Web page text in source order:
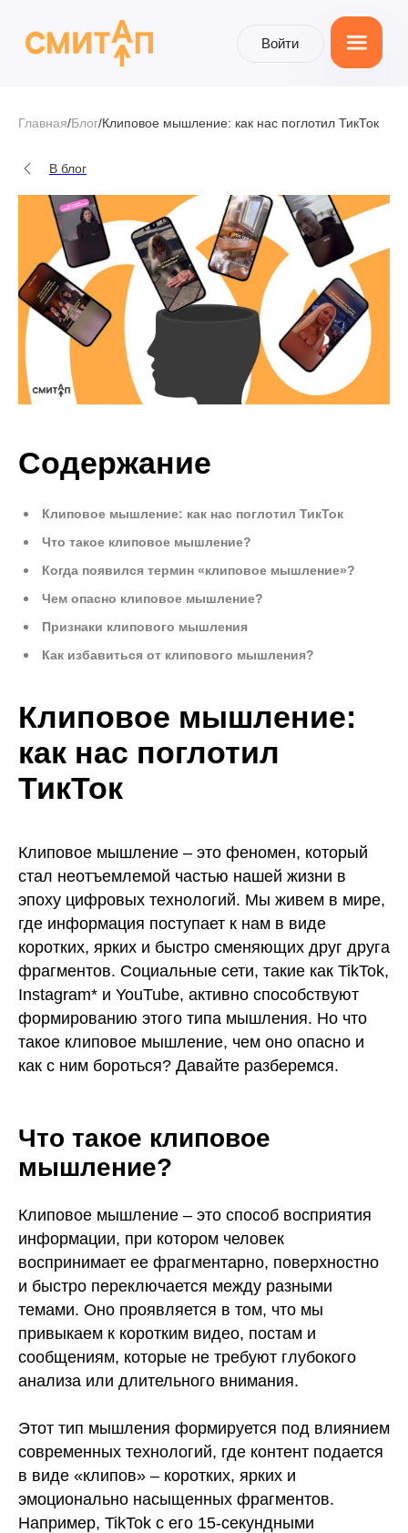
Главная/Блог/Клиповое мышление: как нас поглотил ТикТок
В блог
Содержание
Клиповое мышление: как нас поглотил ТикТок
Что такое клиповое мышление?
Когда появился термин «клиповое мышление»?
Чем опасно клиповое мышление?
Признаки клипового мышления
Как избавиться от клипового мышления?
Клиповое мышление:
как нас поглотил
ТикТок
Клиповое мышление – это феномен, который
стал неотъемлемой частью нашей жизни в
эпоху цифровых технологий. Мы живем в мире,
где информация поступает к нам в виде
коротких, ярких и быстро сменяющих друг друга
фрагментов. Социальные сети, такие как TikTok,
Instagram* и YouTube, активно способствуют
формированию этого типа мышления. Но что
такое клиповое мышление, чем оно опасно и
как с ним бороться? Давайте разберемся.
Что такое клиповое
мышление?
Клиповое мышление – это способ восприятия
информации, при котором человек
воспринимает ее фрагментарно, поверхностно
и быстро переключается между разными
темами. Оно проявляется в том, что мы
привыкаем к коротким видео, постам и
сообщениям, которые не требуют глубокого
анализа или длительного внимания.
Этот тип мышления формируется под влиянием
современных технологий, где контент подается
в виде «клипов» – коротких, ярких и
эмоционально насыщенных фрагментов.
Например, TikTok с его 15-секундными